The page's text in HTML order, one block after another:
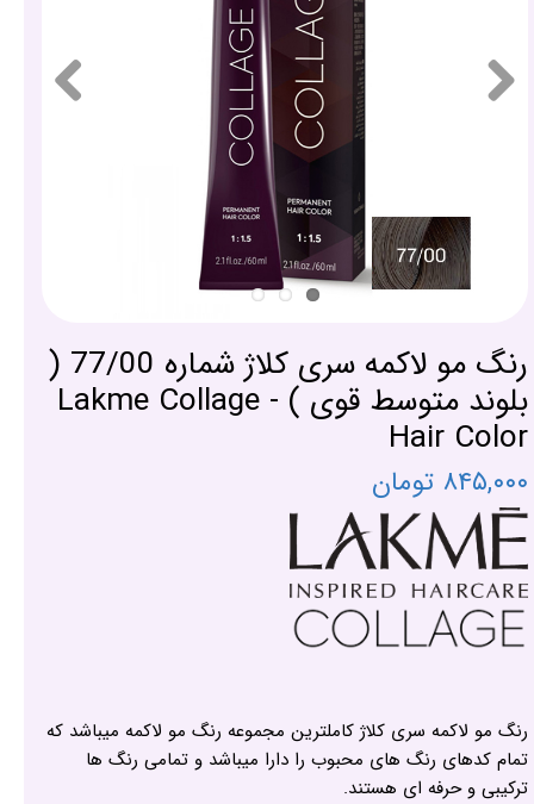
رنگ مو لاکمه سری کلاژ شماره 77/00 (
بلوند متوسط قوی ) - Lakme Collage
Hair Color
۸۴۵,۰۰۰ تومان
رنگ مو لاکمه سری کلاژ کاملترین مجموعه رنگ مو لاکمه میباشد که
تمام کدهای رنگ های محبوب را دارا میباشد و تمامی رنگ ها
ترکیبی و حرفه ای هستند.